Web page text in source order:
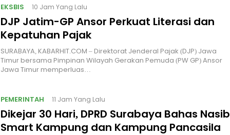
EKSBIS 10 Jam Yang Lalu
DJP Jatim-GP Ansor Perkuat Literasi dan
Kepatuhan Pajak
SURABAYA, KABARHIT.COM – Direktorat Jenderal Pajak (DJP) Jawa
Timur bersama Pimpinan Wilayah Gerakan Pemuda (PW GP) Ansor
Jawa Timur memperluas…
PEMERINTAH 11 Jam Yang Lalu
Dikejar 30 Hari, DPRD Surabaya Bahas Nasib
Smart Kampung dan Kampung Pancasila